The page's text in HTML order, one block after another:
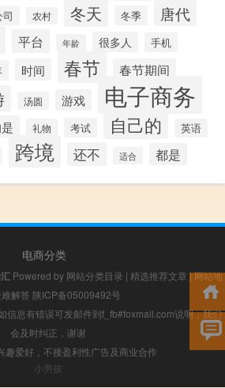
农村 冬天 冬季 唐代
平台 年龄 很多人 手机
时间 春节 春节期间
汤圆 游戏 电子商务
礼物 考试 自己的 英语
跨境 还不 适合 都是
电商分类
Powered by 网站分类目录 | 精选推荐文章 |网站地
解答 陕ICP备05009492号
信息有错误可发邮件到f_fb#foxmail.com说明，我们
会及时纠正，谢谢
趣爱好，不接盈利性广告及商业合作
小男孩